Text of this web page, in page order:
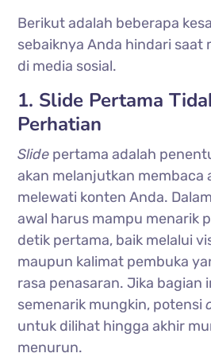
Berikut adalah beberapa
sebaiknya Anda hindari
di media sosial.
1. Slide Pertama
Perhatian
Slide pertama adalah
akan melanjutkan membaca
melewati konten Anda.
awal harus mampu menarik
detik pertama, baik melalui
maupun kalimat pembuka
rasa penasaran. Jika bagian
semenarik mungkin, potensi
untuk dilihat hingga akhir
menurun.